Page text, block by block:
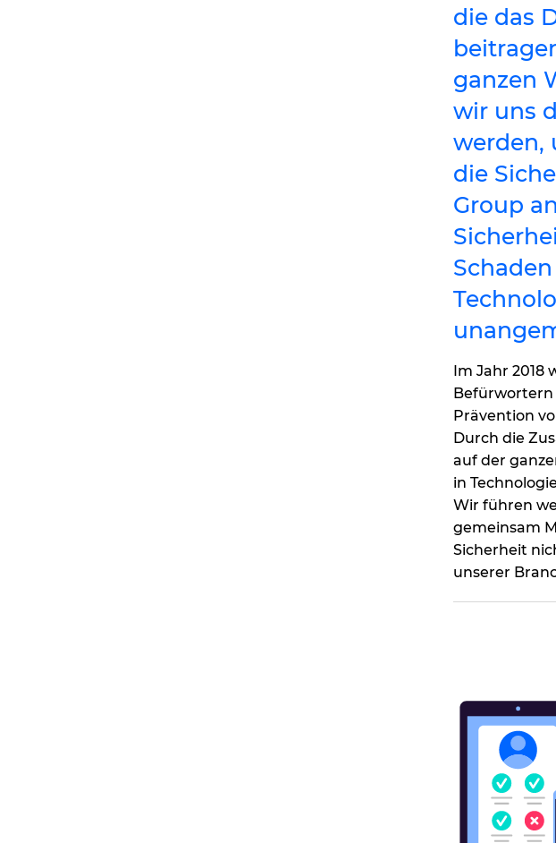
die das
ganzen
wir uns
werden,
die
Group
Im Jahr 2018
Befürwortern
Prävention
Durch die
auf der
in
Wir führen
gemeinsam
Sicherheit
unserer